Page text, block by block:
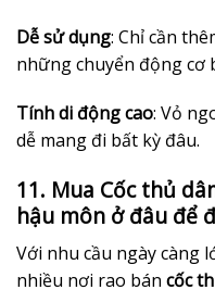
Dễ sử dụng: Chỉ cần
những chuyển động cơ
Tính di động cao: Vỏ
dễ mang đi bất kỳ đâu.
11. Mua Cốc thủ
hậu môn ở đâu để
Với nhu cầu ngày càng
nhiều nơi rao bán cốc